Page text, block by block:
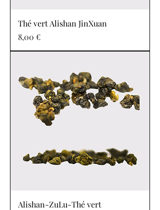
Thé vert Alishan JinXuan
Prix
8,00 €
Alishan-ZuLu-Thé vert